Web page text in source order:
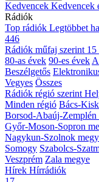
Kedvencek Kedvencek
Rádiók
Top rádiók Legtöbbet
446
Rádiók műfaj szerint 15
80-as évek 90-es évek
Beszélgetős
Vegyes Összes
Rádiók régió szerint
Minden régió Bács-
Borsod-Abaúj-Zemplén
Győr-Moson-Sopron
Nagykun-Szolnok
Somogy Szabolcs-
Veszprém Zala megye
Hírek Hírrádiók